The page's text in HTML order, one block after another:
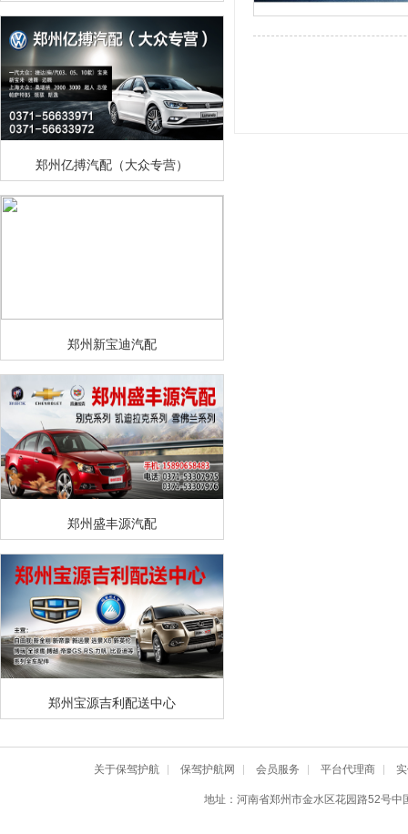
郑州亿搏汽配（大众专营）
郑州新宝迪汽配
郑州盛丰源汽配
郑州宝源吉利配送中心